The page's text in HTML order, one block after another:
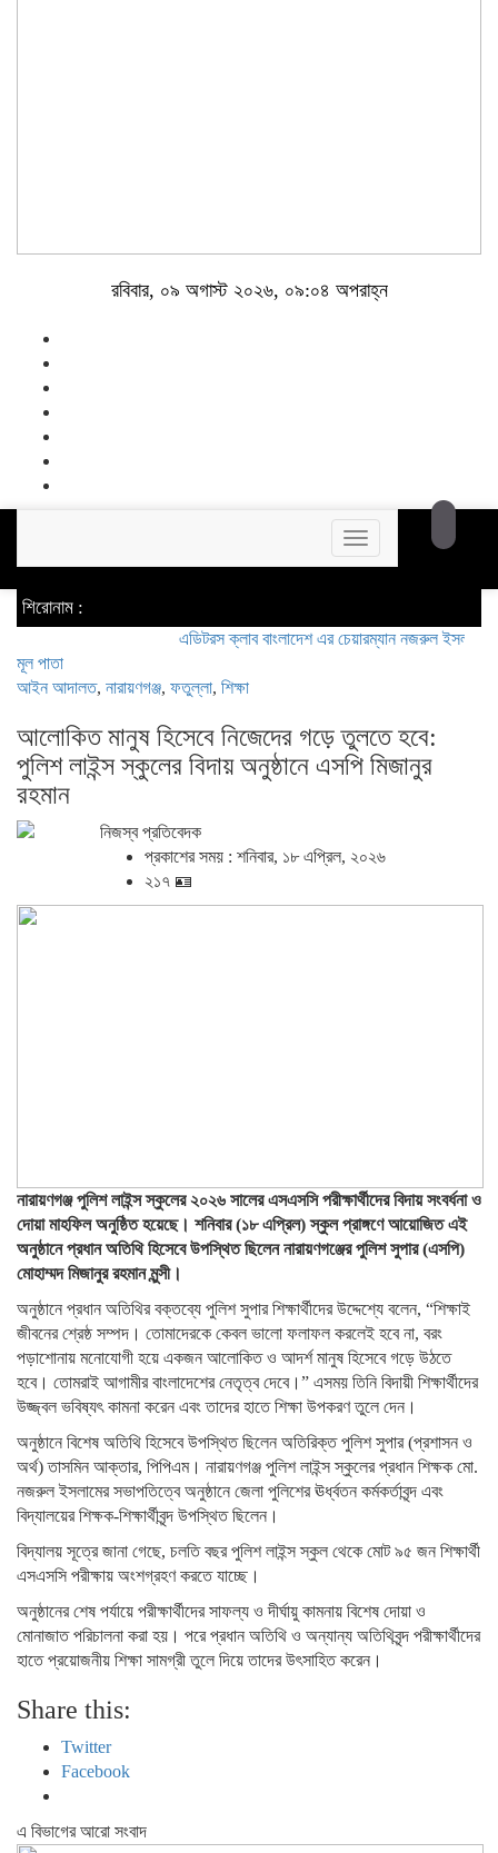
রবিবার, ০৯ অগাস্ট ২০২৬, ০৯:০৪ অপরাহ্ন
Toggle
navigation
শিরোনাম :
এডিটরস ক্লাব বাংলাদেশ এর চেয়ারম্যান নজরুল ইসলাম তমিজীর
মূল পাতা
আইন আদালত, নারায়ণগঞ্জ, ফতুল্লা, শিক্ষা
আলোকিত মানুষ হিসেবে নিজেদের গড়ে তুলতে হবে:
পুলিশ লাইন্স স্কুলের বিদায় অনুষ্ঠানে এসপি মিজানুর
রহমান
নিজস্ব প্রতিবেদক
প্রকাশের সময় : শনিবার, ১৮ এপ্রিল, ২০২৬
২১৭ 🪪
নারায়ণগঞ্জ পুলিশ লাইন্স স্কুলের ২০২৬ সালের এসএসসি পরীক্ষার্থীদের বিদায় সংবর্ধনা ও
দোয়া মাহফিল অনুষ্ঠিত হয়েছে। শনিবার (১৮ এপ্রিল) স্কুল প্রাঙ্গণে আয়োজিত এই
অনুষ্ঠানে প্রধান অতিথি হিসেবে উপস্থিত ছিলেন নারায়ণগঞ্জের পুলিশ সুপার (এসপি)
মোহাম্মদ মিজানুর রহমান মুন্সী।
অনুষ্ঠানে প্রধান অতিথির বক্তব্যে পুলিশ সুপার শিক্ষার্থীদের উদ্দেশ্যে বলেন, “শিক্ষাই
জীবনের শ্রেষ্ঠ সম্পদ। তোমাদেরকে কেবল ভালো ফলাফল করলেই হবে না, বরং
পড়াশোনায় মনোযোগী হয়ে একজন আলোকিত ও আদর্শ মানুষ হিসেবে গড়ে উঠতে
হবে। তোমরাই আগামীর বাংলাদেশের নেতৃত্ব দেবে।” এসময় তিনি বিদায়ী শিক্ষার্থীদের
উজ্জ্বল ভবিষ্যৎ কামনা করেন এবং তাদের হাতে শিক্ষা উপকরণ তুলে দেন।
অনুষ্ঠানে বিশেষ অতিথি হিসেবে উপস্থিত ছিলেন অতিরিক্ত পুলিশ সুপার (প্রশাসন ও
অর্থ) তাসমিন আক্তার, পিপিএম। নারায়ণগঞ্জ পুলিশ লাইন্স স্কুলের প্রধান শিক্ষক মো.
নজরুল ইসলামের সভাপতিত্বে অনুষ্ঠানে জেলা পুলিশের ঊর্ধ্বতন কর্মকর্তাবৃন্দ এবং
বিদ্যালয়ের শিক্ষক-শিক্ষার্থীবৃন্দ উপস্থিত ছিলেন।
বিদ্যালয় সূত্রে জানা গেছে, চলতি বছর পুলিশ লাইন্স স্কুল থেকে মোট ৯৫ জন শিক্ষার্থী
এসএসসি পরীক্ষায় অংশগ্রহণ করতে যাচ্ছে।
অনুষ্ঠানের শেষ পর্যায়ে পরীক্ষার্থীদের সাফল্য ও দীর্ঘায়ু কামনায় বিশেষ দোয়া ও
মোনাজাত পরিচালনা করা হয়। পরে প্রধান অতিথি ও অন্যান্য অতিথিবৃন্দ পরীক্ষার্থীদের
হাতে প্রয়োজনীয় শিক্ষা সামগ্রী তুলে দিয়ে তাদের উৎসাহিত করেন।
Share this:
Twitter
Facebook
এ বিভাগের আরো সংবাদ